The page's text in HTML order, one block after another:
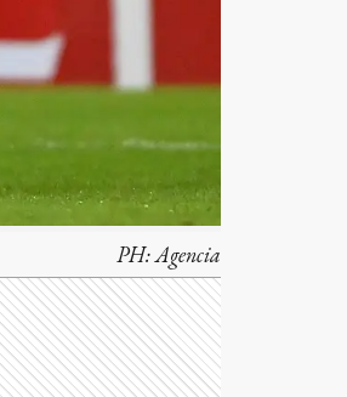
PH: Agencia